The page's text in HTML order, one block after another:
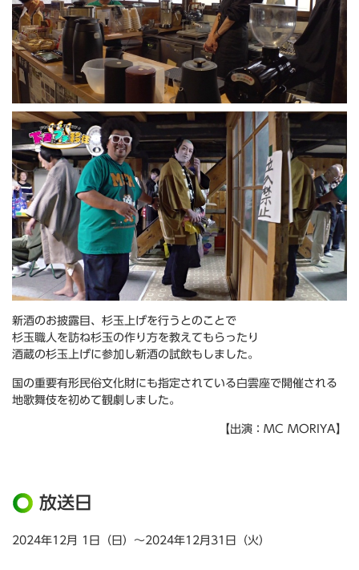
新酒のお披露目、杉玉上げを行うとのことで
杉玉職人を訪ね杉玉の作り方を教えてもらったり
酒蔵の杉玉上げに参加し新酒の試飲もしました。
国の重要有形民俗文化財にも指定されている白雲座で開催される
地歌舞伎を初めて観劇しました。
【出演：MC MORIYA】
放送日
2024年12月 1日（日）～2024年12月31日（火）